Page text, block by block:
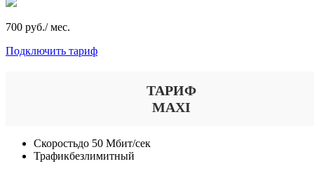
700 руб./ мес.
Подключить тариф
ТАРИФ
MAXI
Скоростьдо 50 Мбит/сек
Трафикбезлимитный